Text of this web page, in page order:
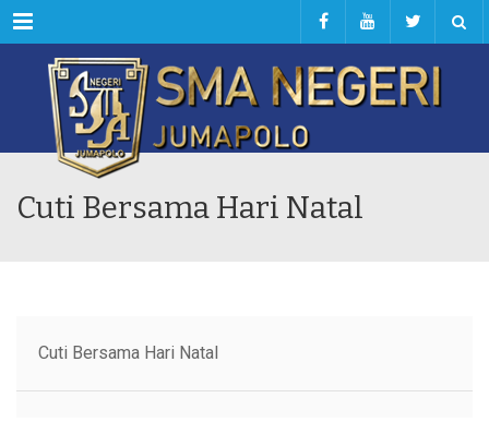
Menu
Cuti Bersama Hari Natal
Cuti Bersama Hari Natal